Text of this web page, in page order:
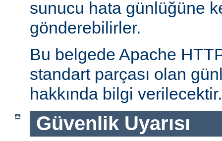
sunucu hata günlüğüne
gönderebilirler.
Bu belgede Apache
standart parçası olan
hakkında bilgi verilecektir.
Güvenlik Uyarısı